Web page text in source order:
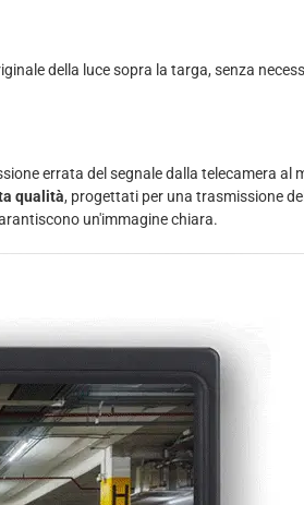
della luce sopra la targa, senza
errata del segnale dalla telecamera al
qualità, progettati per una trasmissione
un'immagine chiara.